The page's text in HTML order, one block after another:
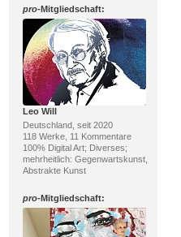
pro-Mitgliedschaft:
Leo Will
Deutschland, seit 2020
118 Werke, 11 Kommentare
100% Digital Art; Diverses;
mehrheitlich: Gegenwartskunst,
Abstrakte Kunst
pro-Mitgliedschaft: